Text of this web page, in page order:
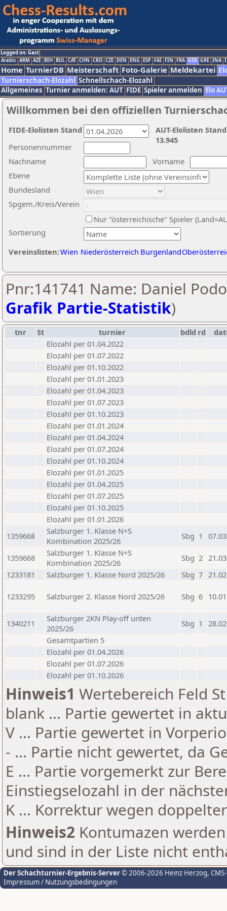
Logged on: Gast
Arabic ARM AZE BIH BUL CAT CHN CRO CZE DEN ENG ESP FAI FIN FRA GER GRE INA
Home TurnierDB Meisterschaft Foto-Galerie Meldekartei
Turnierschach-Elozahl Schnellschach-Elozahl
Allgemeines Turnier anmelden: AUT FIDE Spieler anmelden Elo
Willkommen bei den offiziellen
Nachname
Vorname
Ebene
Sortierung
Personennummer
Bundesland
Spgem./Kreis/Verein
Nur "österreichische" Spieler
Vereinslisten:Wien Niederösterreich Burgenland
AUT-Elolisten
13.945
FIDE-Elolisten Stand
Pnr:141741 Name: Daniel
Grafik Partie-Statistik)
tnr St turnier bdld rd
Elozahl per 01.04.2022
Elozahl per 01.07.2022
Elozahl per 01.10.2022
Elozahl per 01.01.2023
Elozahl per 01.04.2023
Elozahl per 01.07.2023
Elozahl per 01.10.2023
Elozahl per 01.01.2024
Elozahl per 01.04.2024
Elozahl per 01.07.2024
Elozahl per 01.10.2024
Elozahl per 01.01.2025
Elozahl per 01.04.2025
Elozahl per 01.07.2025
Elozahl per 01.10.2025
Elozahl per 01.01.2026
1359668
Salzburger 1. Klasse N+S
Kombination 2025/26
Sbg 1
1359668
Salzburger 1. Klasse N+S
Kombination 2025/26
Sbg 2
1233181
Salzburger 1. Klasse Nord 2025/26 Sbg 7
1233295 Salzburger 2. Klasse Nord 2025/26 Sbg 6
1340211
Salzburger 2KN Play-off unten
2025/26
Sbg 1
Gesamtpartien 5
Elozahl per 01.04.2026
Elozahl per 01.07.2026
Elozahl per 01.10.2026
Hinweis1 Wertebereich Feld
blank ... Partie gewertet in
V ... Partie gewertet in
- ... Partie nicht gewertet, da
E ... Partie vorgemerkt zur
Einstiegselozahl in der
K ... Korrektur wegen
Hinweis2 Kontumazen
und sind in der Liste nicht
Der Schachturnier-Ergebnis-Server© 2006-2026 Heinz Herzog,
Impressum / Nutzungsbedingungen